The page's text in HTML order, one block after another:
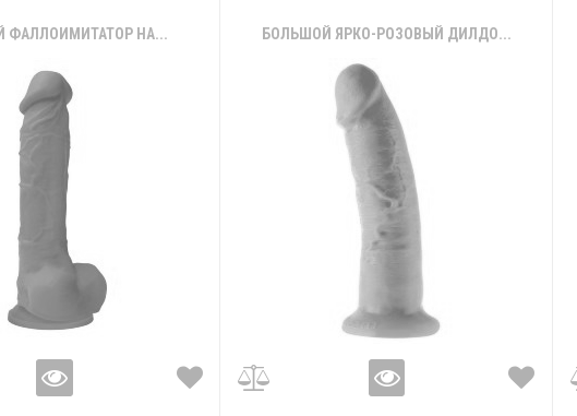
ФАЛЛОИМИТАТОР НА... БОЛЬШОЙ ЯРКО-РОЗОВЫЙ ДИЛДО...